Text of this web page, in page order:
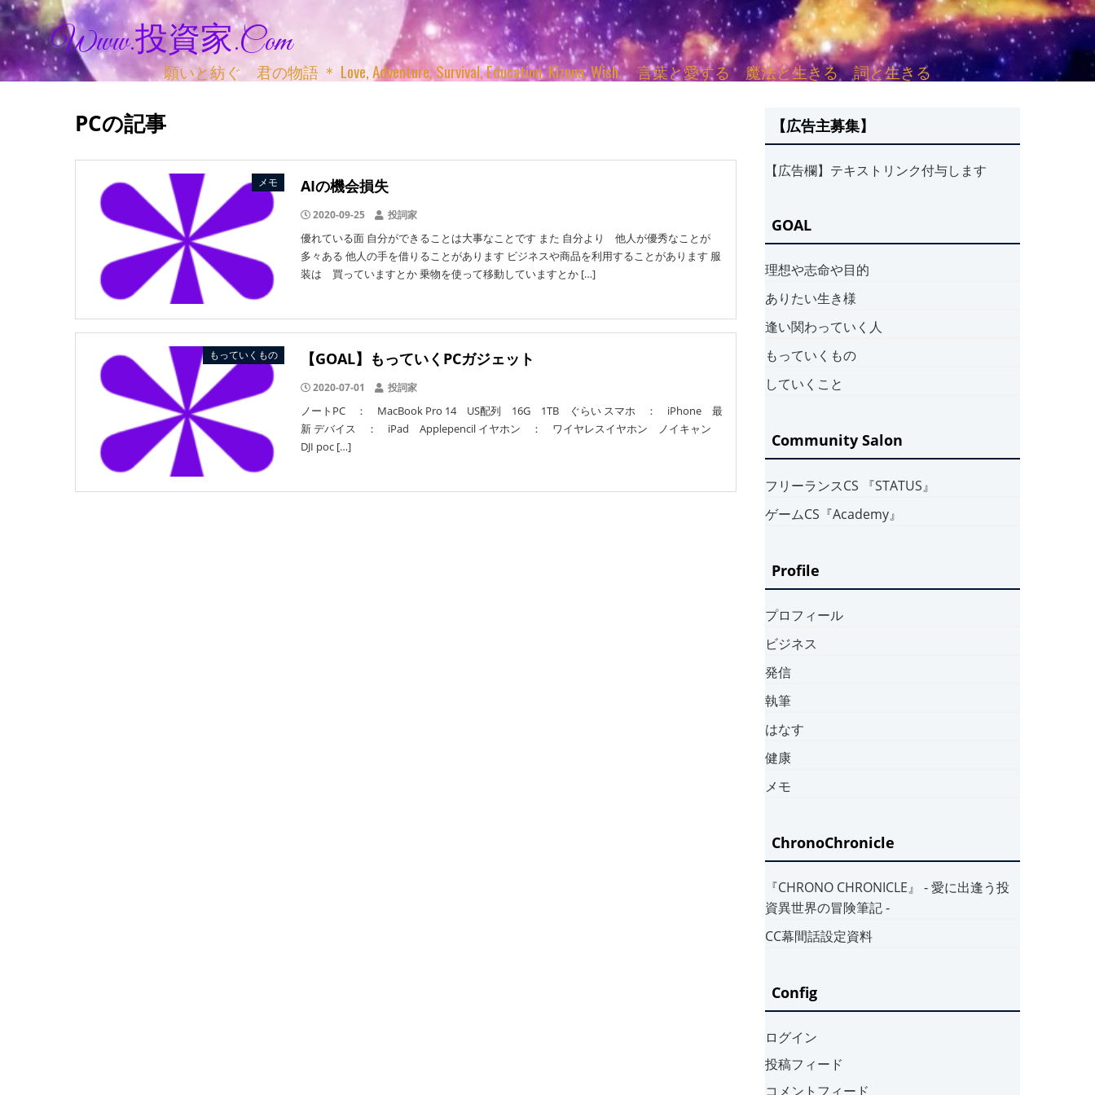
Www.投資家.com
願いと紡ぐ 君の物語 ＊ Love, Adventure, Survival, Education, Kizuna, Wish. 言葉と愛する 魔法と生きる 詞と生きる
PCの記事
メモ AIの機会損失
2020-09-25 投詞家
優れている面 自分ができることは大事なことです また 自分より 他人が優秀なことが
多々ある 他人の手を借りることがあります ビジネスや商品を利用することがあります 服
装は 買っていますとか 乗物を使って移動していますとか […]
もっていくもの 【GOAL】もっていくPCガジェット
2020-07-01 投詞家
ノートPC ： MacBook Pro 14 US配列 16G 1TB ぐらい スマホ ： iPhone 最
新 デバイス ： iPad Applepencil イヤホン ： ワイヤレスイヤホン ノイキャン
DJI poc […]
【広告主募集】
【広告欄】テキストリンク付与します
GOAL
理想や志命や目的
ありたい生き様
逢い関わっていく人
もっていくもの
していくこと
Community Salon
フリーランスCS 『STATUS』
ゲームCS『Academy』
Profile
プロフィール
ビジネス
発信
執筆
はなす
健康
メモ
ChronoChronicle
『CHRONO CHRONICLE』 ‐ 愛に出逢う投
資異世界の冒険筆記 ‐
CC幕間話設定資料
Config
ログイン
投稿フィード
コメントフィード